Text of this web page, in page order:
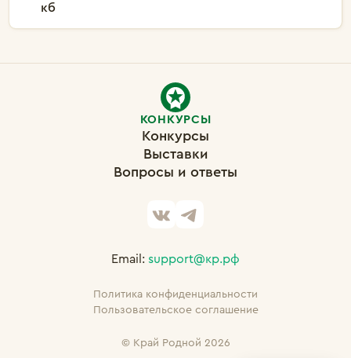
кб
КОНКУРСЫ
Конкурсы
Выставки
Вопросы и ответы
Политика конфиденциальности
Пользовательское соглашение
Email: support@кр.рф
© Край Родной 2026